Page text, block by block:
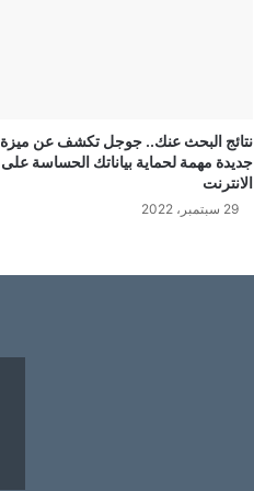
نتائج البحث عنك.. جوجل تكشف عن ميزة
جديدة مهمة لحماية بياناتك الحساسة على
الانترنت
29 سبتمبر، 2022